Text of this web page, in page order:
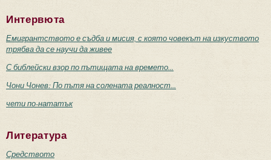
Интервюта
Емигрантството е съдба и мисия, с която човекът на изкуството
трябва да се научи да живее
С библейски взор по пътищата на времето...
Чони Чонев: По пътя на солената реалност...
чети по-нататък
Литература
Средството